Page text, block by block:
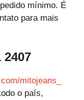
mínimo. É
para mais
2407
mitojeans_
o país,